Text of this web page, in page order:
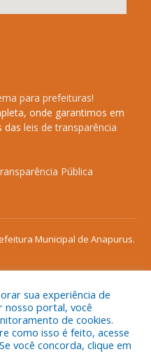
para prefeituras!
onde garantimos em
das leis de transparência
Pública
Municipal de Anapurus.
Administrativa
sua experiência de
nosso portal, você
de cookies.
como isso é feito, acesse
você concorda, clique em